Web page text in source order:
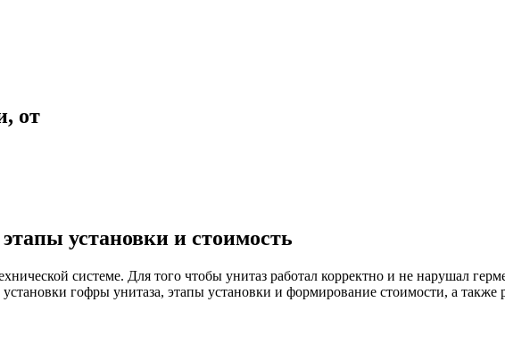
от
установки и стоимость
системе. Для того чтобы унитаз работал корректно и не нарушал
гофры унитаза, этапы установки и формирование стоимости, а